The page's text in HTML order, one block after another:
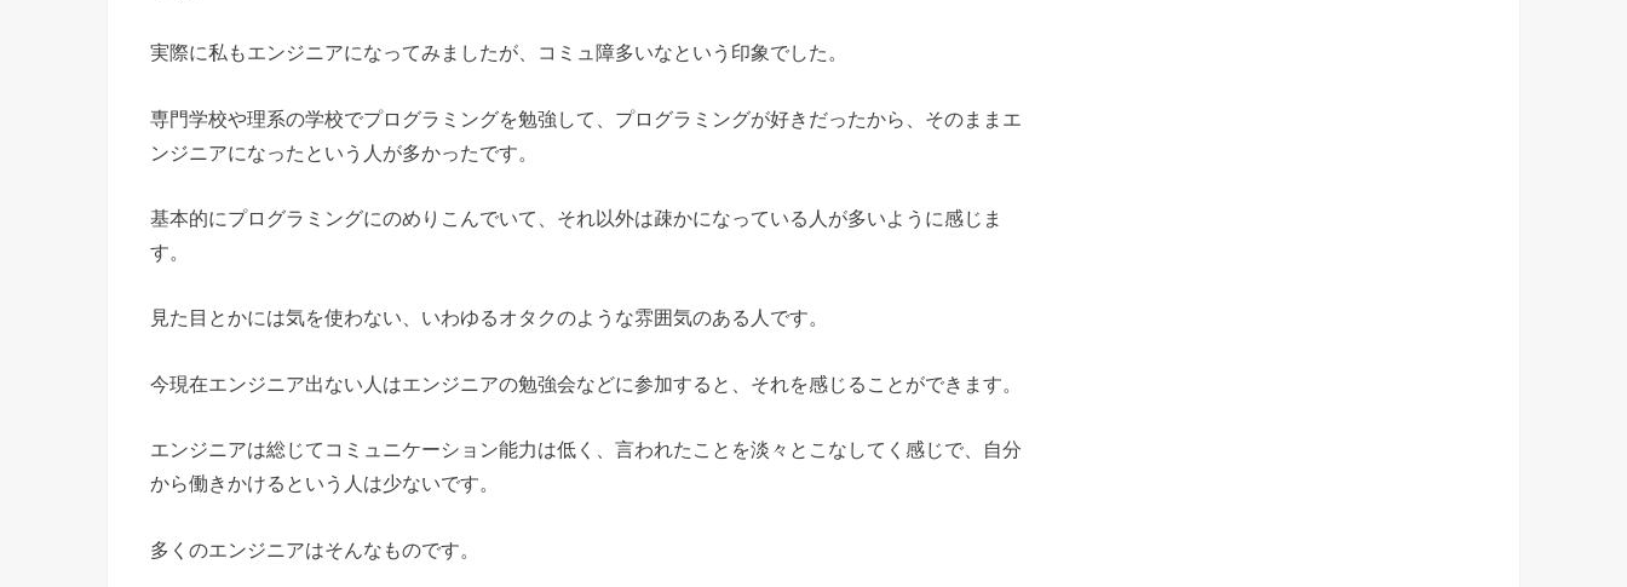
実際に私もエンジニアになってみましたが、コミュ障多いなという印象でした。
専門学校や理系の学校でプログラミングを勉強して、プログラミングが好きだったから、そのままエ
ンジニアになったという人が多かったです。
基本的にプログラミングにのめりこんでいて、それ以外は疎かになっている人が多いように感じま
す。
見た目とかには気を使わない、いわゆるオタクのような雰囲気のある人です。
今現在エンジニア出ない人はエンジニアの勉強会などに参加すると、それを感じることができます。
エンジニアは総じてコミュニケーション能力は低く、言われたことを淡々とこなしてく感じで、自分
から働きかけるという人は少ないです。
多くのエンジニアはそんなものです。